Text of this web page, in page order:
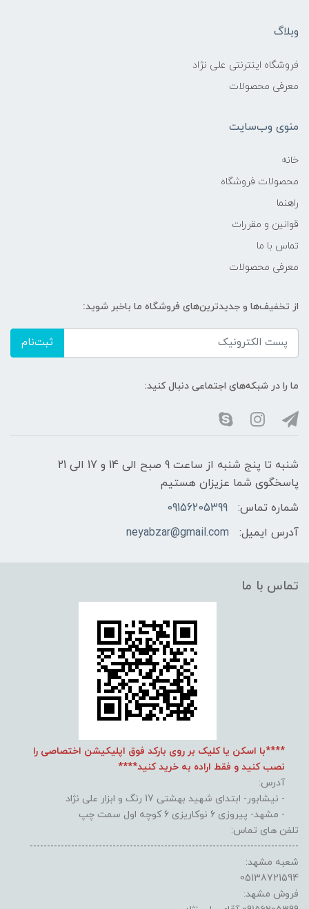
وبلاگ
فروشگاه اینترنتی علی نژاد
معرفی محصولات
منوی وب‌سایت
خانه
محصولات فروشگاه
راهنما
قوانین و مقررات
تماس با ما
معرفی محصولات
از تخفیف‌ها و جدیدترین‌های فروشگاه ما باخبر شوید:
ثبت‌نام
ما را در شبکه‌های اجتماعی دنبال کنید:
شنبه تا پنج شنبه از ساعت 9 صبح الی 14 و 17 الی 21
پاسخگوی شما عزیزان هستیم
شماره تماس:
09156205399
آدرس ایمیل:
neyabzar@gmail.com
تماس با ما
****با اسکن یا کلیک بر روی بارکد فوق اپلیکیشن اختصاصی را
نصب کنید و فقط اراده به خرید کنید****
آدرس:
- نیشابور- ابتدای شهید بهشتی 17 رنگ و ابزار علی نژاد
- مشهد- پیروزی 6 نوکاریزی 6 کوچه اول سمت چپ
تلفن های تماس:
------------------------------------------------------------------------------
شعبه مشهد:
05138721594
فروش مشهد: